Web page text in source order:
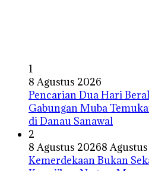
1
8 Agustus 2026
Pencarian Dua Hari
Gabungan Muba
di Danau Sanawal
2
8 Agustus 20268
Kemerdekaan Bukan